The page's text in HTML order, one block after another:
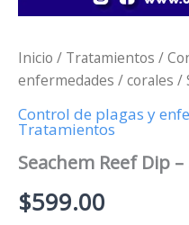
Inicio / Tratamientos /
enfermedades /corales /
Control de plagas y
Tratamientos
Seachem Reef Dip
$599.00